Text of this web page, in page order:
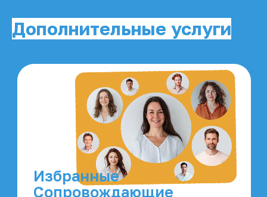
Дополнительные услуги
Ежедневные персонализированные
задания помогут: ставить и достигать
личные цели, формировать полезные
привычки, повышать продуктивность и
уверенность в себе
Мотиватор